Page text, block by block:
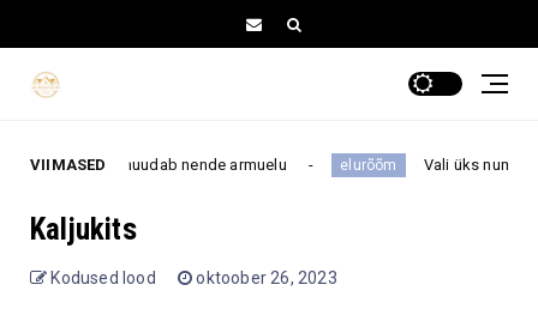
VIIMASED
kes muudab nende armuelu elurõõm Vali üks number
Kaljukits
Kodused lood oktoober 26, 2023